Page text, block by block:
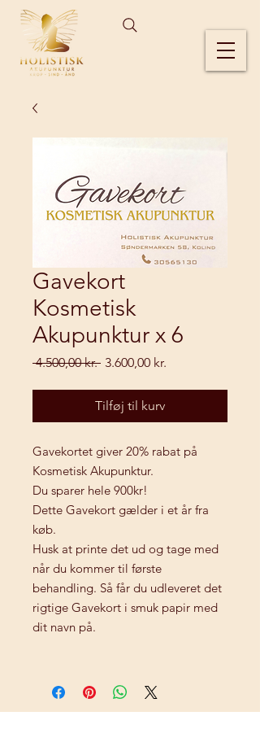
Gavekort
Kosmetisk
Akupunktur x 6
4.500,00 kr. Regulær
3.600,00 kr.
Tilføj til kurv
Gavekortet giver 20% rabat på
Kosmetisk Akupunktur.
Du sparer hele 900kr!
Dette Gavekort gælder i et år fra
køb.
Husk at printe det ud og tage med
når du kommer til første
behandling. Så får du udleveret det
rigtige Gavekort i smuk papir med
dit navn på.